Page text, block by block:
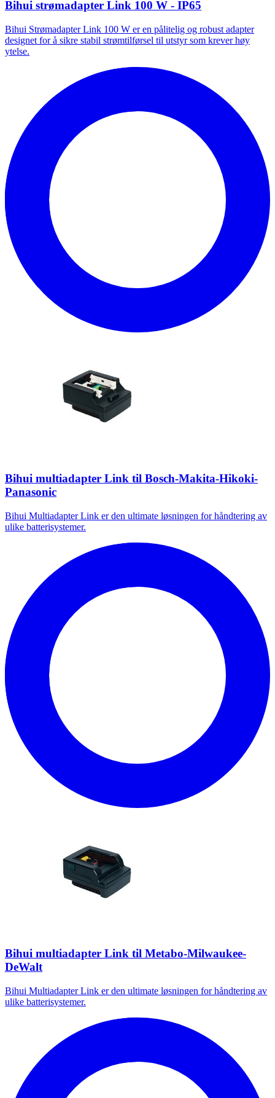
Bihui strømadapter Link 100 W - IP65
Bihui Strømadapter Link 100 W er en pålitelig og robust adapter
designet for å sikre stabil strømtilførsel til utstyr som krever høy
ytelse.
Bihui multiadapter Link til Bosch-Makita-Hikoki-
Panasonic
Bihui Multiadapter Link er den ultimate løsningen for håndtering av
ulike batterisystemer.
Bihui multiadapter Link til Metabo-Milwaukee-
DeWalt
Bihui Multiadapter Link er den ultimate løsningen for håndtering av
ulike batterisystemer.